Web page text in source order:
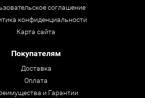
соглашение
конфиденциальности
Карта сайта
Покупателям
Доставка
Оплата
и Гарантии